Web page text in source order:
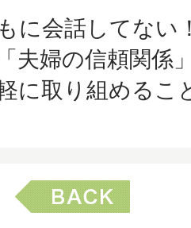
に会話してない
夫婦の信頼関係
に取り組めるこ